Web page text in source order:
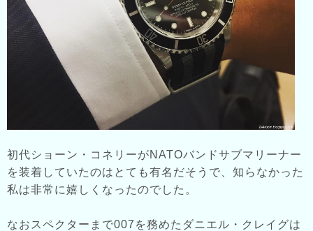
初代ショーン・コネリーがNATOバンドサブマリーナー
を装着していたのはとても有名だそうで、知らなかった
私は非常に嬉しくなったのでした。
なおスペクターまで007を務めたダニエル・クレイグは